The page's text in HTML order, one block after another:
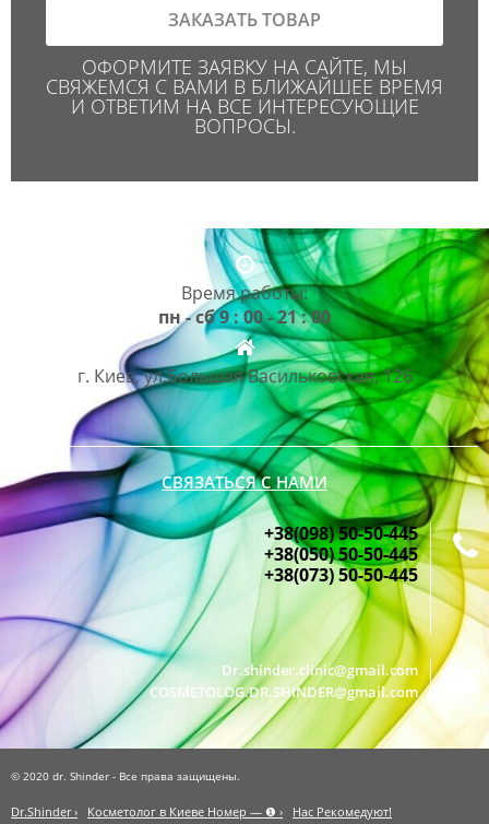
ЗАКАЗАТЬ ТОВАР
ОФОРМИТЕ ЗАЯВКУ НА САЙТЕ, МЫ
СВЯЖЕМСЯ С ВАМИ В БЛИЖАЙШЕЕ ВРЕМЯ
И ОТВЕТИМ НА ВСЕ ИНТЕРЕСУЮЩИЕ
ВОПРОСЫ.
Время работы:
пн - сб 9 : 00 - 21 : 00
г. Киев, ул.Большая Васильковская, 126
СВЯЗАТЬСЯ С НАМИ
+38(098) 50-50-445
+38(050) 50-50-445
+38(073) 50-50-445
Dr.shinder.clinic@gmail.com
COSMETOLOG.DR.SHINDER@gmail.com
© 2020 dr. Shinder - Все права защищены.
Dr.Shinder › Косметолог в Киеве Номер — ❶ › Нас Рекомедуют!